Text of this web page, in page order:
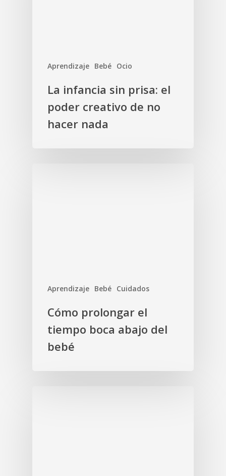
Aprendizaje Bebé Ocio
La infancia sin prisa: el
poder creativo de no
hacer nada
Aprendizaje Bebé Cuidados
Cómo prolongar el
tiempo boca abajo del
bebé